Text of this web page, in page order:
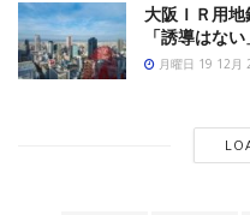
大阪ＩＲ用
「誘導はない
月曜日 19 12月